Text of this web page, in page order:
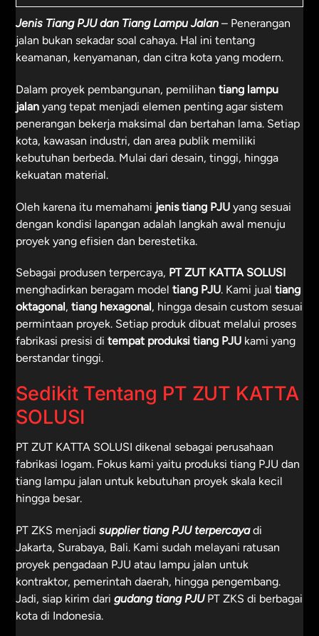
Jenis Tiang PJU dan Tiang Lampu Jalan – Penerangan
jalan bukan sekadar soal cahaya. Hal ini tentang
keamanan, kenyamanan, dan citra kota yang modern.
Dalam proyek pembangunan, pemilihantiang lampu
jalan yang tepat menjadi elemen penting agar sistem
penerangan bekerja maksimal dan bertahan lama. Setiap
kota, kawasan industri, dan area publik memiliki
kebutuhan berbeda. Mulai dari desain, tinggi, hingga
kekuatan material.
Oleh karena itu memahami jenis tiang PJU yang sesuai
dengan kondisi lapangan adalah langkah awal menuju
proyek yang efisien dan berestetika.
Sebagai produsen terpercaya, PT ZUT KATTA SOLUSI
menghadirkan beragam modeltiang PJU. Kami jualtiang
oktagonal,tiang hexagonal, hingga desain custom sesuai
permintaan proyek. Setiap produk dibuat melalui proses
fabrikasi presisi ditempat produksi tiang PJU kami yang
berstandar tinggi.
Sedikit Tentang PT ZUT KATTA
SOLUSI
PT ZUT KATTA SOLUSI dikenal sebagai perusahaan
fabrikasi logam. Fokus kami yaitu produksi tiang PJU dan
tiang lampu jalan untuk kebutuhan proyek skala kecil
hingga besar.
PT ZKS menjadisupplier tiang PJU terpercayadi
Jakarta, Surabaya, Bali. Kami sudah melayani ratusan
proyek pengadaan PJU atau lampu jalan untuk
kontraktor, pemerintah daerah, hingga pengembang.
Jadi, siap kirim darigudang tiang PJUPT ZKS di berbagai
kota di Indonesia.